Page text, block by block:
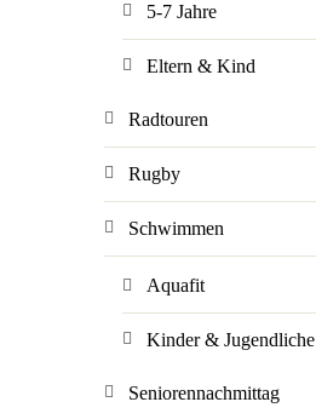
5-7 Jahre
Eltern & Kind
Radtouren
Rugby
Schwimmen
Aquafit
Kinder & Jugendliche
Seniorennachmittag